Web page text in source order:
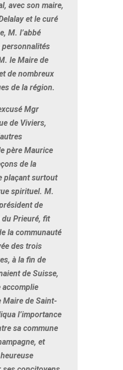
avec son maire,
et le curé
M. l’abbé
personnalités
le Maire de
de nombreux
de la région.
Mgr
de Viviers,
père Maurice
de la
plaçant surtout
spirituel. M.
de
du Prieuré, fit
la communauté
des trois
à la fin de
de Suisse,
accomplie
Maire de Saint-
l’importance
sa commune
et